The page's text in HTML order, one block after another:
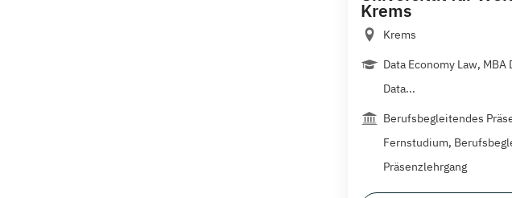
Krems
Krems
Data Economy Law,
Data...
Berufsbegleitendes
Fernstudium,
Präsenzlehrgang